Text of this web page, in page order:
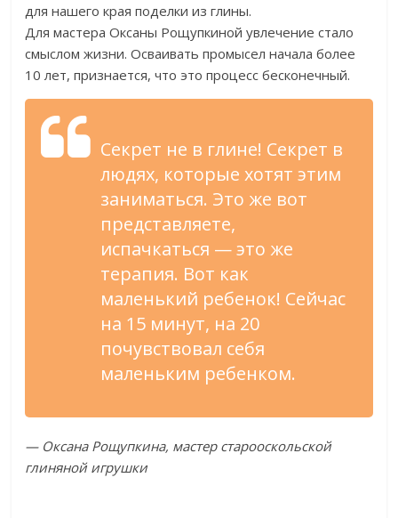
для нашего края поделки из глины.
Для мастера Оксаны Рощупкиной увлечение стало
смыслом жизни. Осваивать промысел начала более
10 лет, признается, что это процесс бесконечный.
Секрет не в глине! Секрет в
людях, которые хотят этим
заниматься. Это же вот
представляете,
испачкаться — это же
терапия. Вот как
маленький ребенок! Сейчас
на 15 минут, на 20
почувствовал себя
маленьким ребенком.
— Оксана Рощупкина, мастер старооскольской
глиняной игрушки